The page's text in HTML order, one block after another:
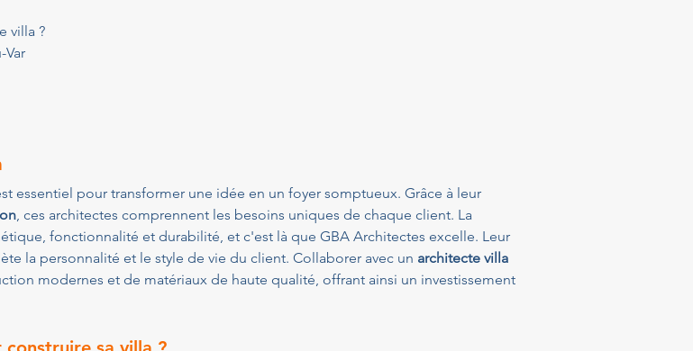
villa ?
Var
essentiel pour transformer une idée en un foyer somptueux. Grâce à leur
, ces architectes comprennent les besoins uniques de chaque client. La
fonctionnalité et durabilité, et c'est là que GBA Architectes excelle. Leur
la personnalité et le style de vie du client. Collaborer avec un architecte villa
modernes et de matériaux de haute qualité, offrant ainsi un investissement